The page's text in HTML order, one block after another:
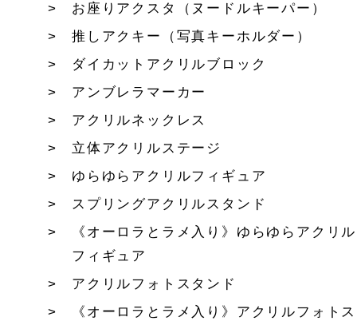
お座りアクスタ（ヌードルキーパー）
推しアクキー（写真キーホルダー）
ダイカットアクリルブロック
アンブレラマーカー
アクリルネックレス
立体アクリルステージ
ゆらゆらアクリルフィギュア
スプリングアクリルスタンド
《オーロラとラメ入り》ゆらゆらアクリル
フィギュア
アクリルフォトスタンド
《オーロラとラメ入り》アクリルフォトス